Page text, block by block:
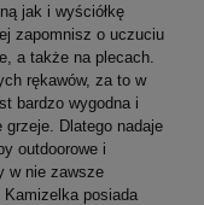
jak i wyściółkę
zapomnisz o uczuciu
a także na plecach.
rękawów, za to w
bardzo wygodna i
Dlatego nadaje
outdoorowe i
w nie zawsze
posiada